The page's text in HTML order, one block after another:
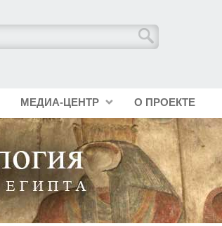
МЕДИА-ЦЕНТР О ПРОЕКТЕ